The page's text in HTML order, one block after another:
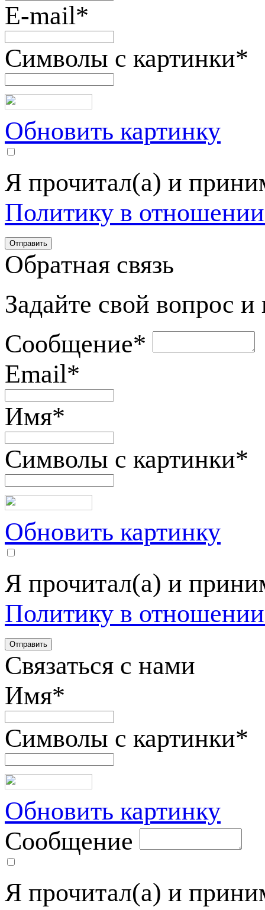
E-mail*
Символы с картинки*
Обновить картинку
Я прочитал(а) и
Политику в
Обратная связь
Задайте свой вопрос
Сообщение*
Email*
Имя*
Символы с картинки*
Обновить картинку
Я прочитал(а) и
Политику в
Связаться с нами
Имя*
Символы с картинки*
Обновить картинку
Сообщение
Я прочитал(а) и